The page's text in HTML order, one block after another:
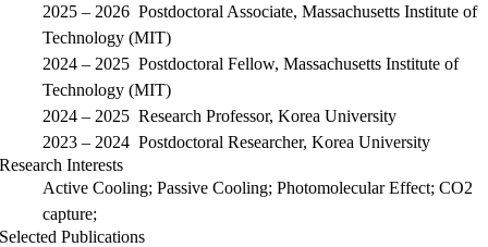
2025 – 2026 Postdoctoral Associate, Massachusetts Institute of
Technology (MIT)​
2024 – 2025 Postdoctoral Fellow, Massachusetts Institute of
Technology (MIT)
2024 – 2025 Research Professor, Korea University
2023 – 2024 Postdoctoral Researcher, Korea University
Research Interests
Active Cooling; Passive Cooling; Photomolecular Effect; CO2
capture;
Selected Publications